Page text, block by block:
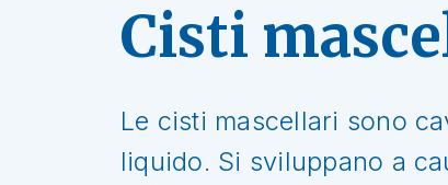
Cisti
Le cisti mascellari sono
liquido. Si sviluppano a